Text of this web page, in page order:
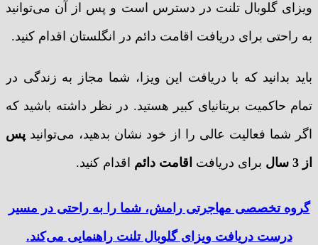
ویزای گلوبال تلنت در دسترس است و پس از آن می‌توانید
به راحتی برای دریافت اقامت دائم در انگلستان اقدام کنید.
باید بدانید که با دریافت این ویزا، شما مجاز به زندگی در
تمام حاکمیت بریتانیای کبیر هستید. در نظر داشته باشید که
اگر شما فعالیت عالی را از خود نشان بدهید، می‌توانید پس
از 3 سال
برای دریافت اقامت دائم اقدام کنید.
گروه تخصصی مهاجرتی رامش، شما را به راحتی در مسیر
درست دریافت ویزای گلوبال تلنت راهنمایی می‌کند.